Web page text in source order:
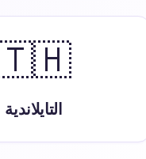
التايلاندية